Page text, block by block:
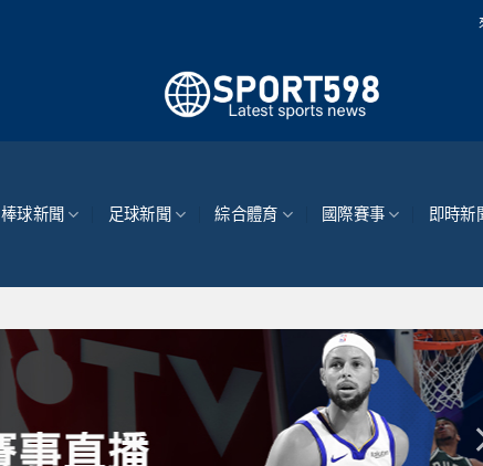
來自世界各地的
棒球新聞 足球新聞 綜合體育 國際賽事 即時新